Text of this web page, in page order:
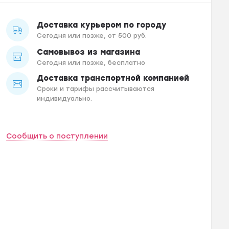
Доставка курьером по городу
Сегодня или позже, от 500 руб.
Самовывоз из магазина
Сегодня или позже, бесплатно
Доставка транспортной компанией
Сроки и тарифы рассчитываются
индивидуально.
Сообщить о поступлении